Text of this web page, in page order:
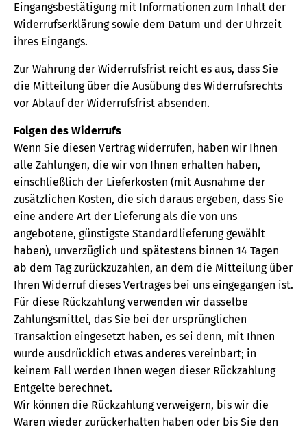
Eingangsbestätigung mit Informationen zum Inhalt der
Widerrufserklärung sowie dem Datum und der Uhrzeit
ihres Eingangs.
Zur Wahrung der Widerrufsfrist reicht es aus, dass Sie
die Mitteilung über die Ausübung des Widerrufsrechts
vor Ablauf der Widerrufsfrist absenden.
Folgen des Widerrufs
Wenn Sie diesen Vertrag widerrufen, haben wir Ihnen
alle Zahlungen, die wir von Ihnen erhalten haben,
einschließlich der Lieferkosten (mit Ausnahme der
zusätzlichen Kosten, die sich daraus ergeben, dass Sie
eine andere Art der Lieferung als die von uns
angebotene, günstigste Standardlieferung gewählt
haben), unverzüglich und spätestens binnen 14 Tagen
ab dem Tag zurückzuzahlen, an dem die Mitteilung über
Ihren Widerruf dieses Vertrages bei uns eingegangen ist.
Für diese Rückzahlung verwenden wir dasselbe
Zahlungsmittel, das Sie bei der ursprünglichen
Transaktion eingesetzt haben, es sei denn, mit Ihnen
wurde ausdrücklich etwas anderes vereinbart; in
keinem Fall werden Ihnen wegen dieser Rückzahlung
Entgelte berechnet.
Wir können die Rückzahlung verweigern, bis wir die
Waren wieder zurückerhalten haben oder bis Sie den